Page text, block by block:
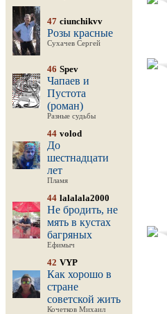
47 ciunchikvv
Розы красные
Сухачев Сергей
46 Spev
Чапаев и
Пустота
(роман)
Разные судьбы
44 volod
До
шестнадцати
лет
Пламя
44 lalalala2000
Не бродить, не
мять в кустах
багряных
Ефимыч
42 VYP
Как хорошо в
стране
советской жить
Кочетков Михаил